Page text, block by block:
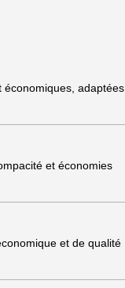
économiques, adaptées
et économies
et de qualité